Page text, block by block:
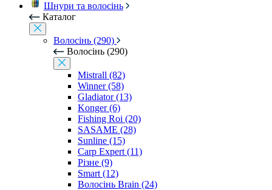
Шнури та волосінь
Каталог
Волосінь (290)
Волосінь (290)
Mistrall (82)
Winner (58)
Gladiator (13)
Konger (6)
Fishing Roi (20)
SASAME (28)
Sunline (15)
Carp Expert (11)
Різне (9)
Smart (12)
Волосінь Brain (24)